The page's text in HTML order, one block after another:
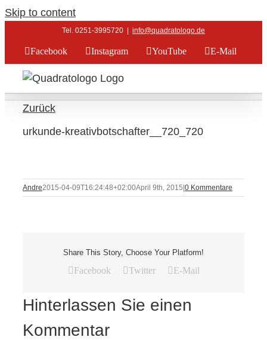
Skip to content
Tel. 0251-3995720 info@quadratologo.de
Facebook Instagram YouTube E-Mail
Zurück
urkunde-kreativbotschafter__720_720
Andre2015-04-09T16:24:48+02:00April 9th, 2015 0 Kommentare
Share This Story, Choose Your Platform!
Facebook Twitter E-Mail
Hinterlassen Sie einen
Kommentar